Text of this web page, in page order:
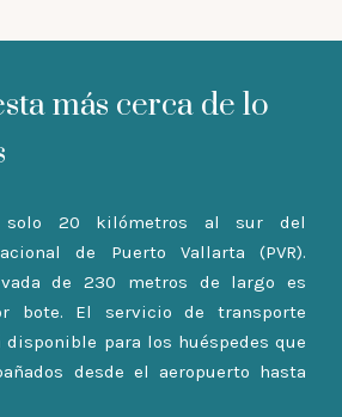
más cerca de lo
20 kilómetros al sur del
de Puerto Vallarta (PVR).
de 230 metros de largo es
bote. El servicio de transporte
disponible para los huéspedes que
desde el aeropuerto hasta